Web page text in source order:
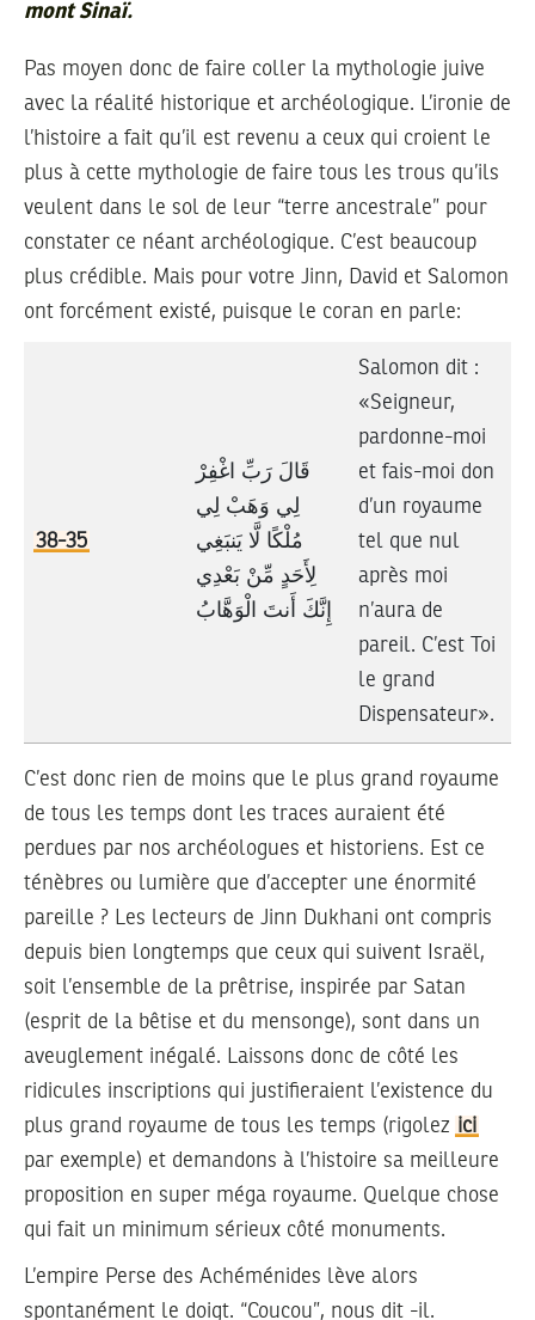
mont Sinaï.
Pas moyen donc de faire coller la mythologie juive
avec la réalité historique et archéologique. L’ironie de
l’histoire a fait qu’il est revenu a ceux qui croient le
plus à cette mythologie de faire tous les trous qu’ils
veulent dans le sol de leur “terre ancestrale” pour
constater ce néant archéologique. C’est beaucoup
plus crédible. Mais pour votre Jinn, David et Salomon
ont forcément existé, puisque le coran en parle:
38-35
قَالَ رَبِّ اغْفِرْ
لِي وَهَبْ لِي
مُلْكًا لَّا يَنبَغِي
لِأَحَدٍ مِّنْ بَعْدِي
إِنَّكَ أَنتَ الْوَهَّابُ
Salomon dit :
«Seigneur,
pardonne-moi
et fais-moi don
d’un royaume
tel que nul
après moi
n’aura de
pareil. C’est Toi
le grand
Dispensateur».
C’est donc rien de moins que le plus grand royaume
de tous les temps dont les traces auraient été
perdues par nos archéologues et historiens. Est ce
ténèbres ou lumière que d’accepter une énormité
pareille ? Les lecteurs de Jinn Dukhani ont compris
depuis bien longtemps que ceux qui suivent Israël,
soit l’ensemble de la prêtrise, inspirée par Satan
(esprit de la bêtise et du mensonge), sont dans un
aveuglement inégalé. Laissons donc de côté les
ridicules inscriptions qui justifieraient l’existence du
plus grand royaume de tous les temps (rigolez ici
par exemple) et demandons à l’histoire sa meilleure
proposition en super méga royaume. Quelque chose
qui fait un minimum sérieux côté monuments.
L’empire Perse des Achéménides lève alors
spontanément le doigt. “Coucou”, nous dit -il.